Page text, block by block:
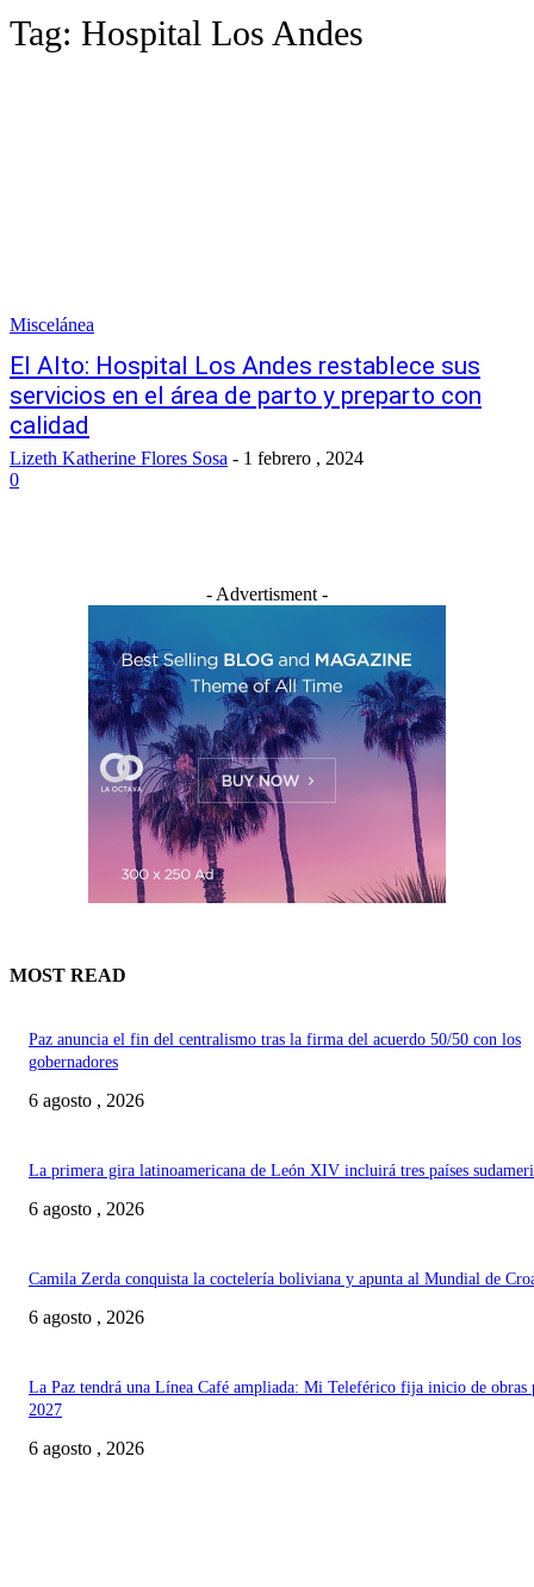
Tag: Hospital Los Andes
Miscelánea
El Alto: Hospital Los Andes restablece sus
servicios en el área de parto y preparto con
calidad
Lizeth Katherine Flores Sosa - 1 febrero , 2024
0
- Advertisment -
MOST READ
Paz anuncia el fin del centralismo tras la firma del acuerdo 50/50 con los
gobernadores
6 agosto , 2026
La primera gira latinoamericana de León XIV incluirá tres países
6 agosto , 2026
Camila Zerda conquista la coctelería boliviana y apunta al Mundial de
6 agosto , 2026
La Paz tendrá una Línea Café ampliada: Mi Teleférico fija inicio de obras
2027
6 agosto , 2026